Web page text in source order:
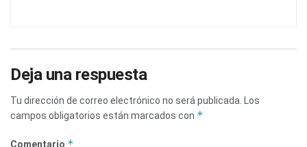
Deja una respuesta
Tu dirección de correo electrónico no será publicada. Los
campos obligatorios están marcados con *
Comentario *